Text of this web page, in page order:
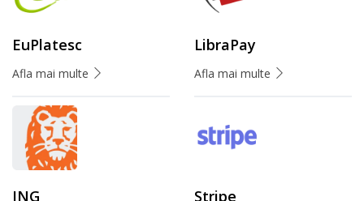
EuPlatesc
Afla mai multe
LibraPay
Afla mai multe
ING Stripe